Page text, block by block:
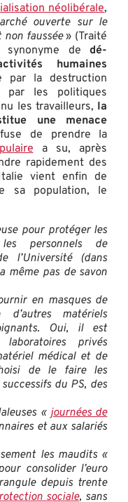
néolibérale,
ouverte sur le
faussée» (Traité
synonyme dedé-
humaines
par la destruction
par les politiques
les travailleurs, la
une menace
de prendre la
a su, après
rapidement des
vient enfin de
sa population, le
pour protéger les
personnels de
l’Université (dans
même pas de savon
en masques de
matériels
Oui, il est
privés
médical et de
de le faire les
du PS, des
« journées de
et aux salariés
les maudits «
consolider l’euro
depuis trente
sociale, sans